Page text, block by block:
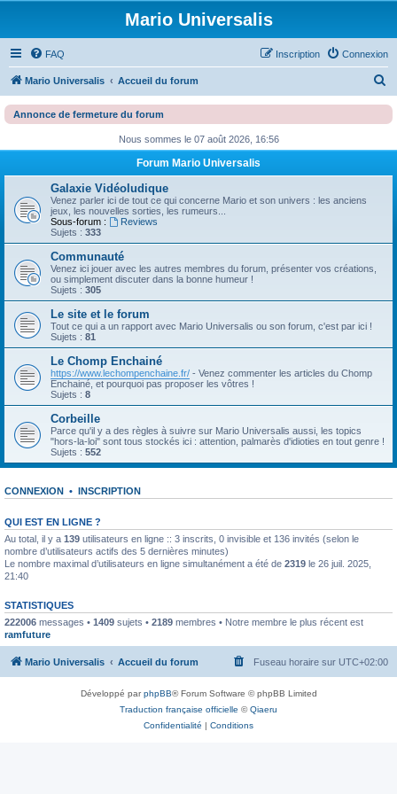
Mario Universalis
FAQ Connexion
Inscription
Mario Universalis Accueil du forum
c
Annonce de fermeture du forum
Nous sommes le 07 août 2026, 16:56
Forum Mario Universalis
Galaxie Vidéoludique
Venez parler ici de tout ce qui concerne Mario et son univers : les anciens
jeux, les nouvelles sorties, les rumeurs...
Sous-forum :
Reviews
Sujets : 333
Communauté
Venez ici jouer avec les autres membres du forum, présenter vos créations,
ou simplement discuter dans la bonne humeur !
Sujets : 305
Le site et le forum
Tout ce qui a un rapport avec Mario Universalis ou son forum, c'est par ici !
Sujets : 81
Le Chomp Enchainé
https://www.lechompenchaine.fr/ - Venez commenter les articles du Chomp
Enchainé, et pourquoi pas proposer les vôtres !
Sujets : 8
Corbeille
Parce qu'il y a des règles à suivre sur Mario Universalis aussi, les topics
"hors-la-loi" sont tous stockés ici : attention, palmarès d'idioties en tout genre !
Sujets : 552
CONNEXION • INSCRIPTION
QUI EST EN LIGNE ?
Au total, il y a 139 utilisateurs en ligne :: 3 inscrits, 0 invisible et 136 invités (selon le
nombre d’utilisateurs actifs des 5 dernières minutes)
Le nombre maximal d’utilisateurs en ligne simultanément a été de 2319 le 26 juil. 2025,
21:40
STATISTIQUES
222006 messages • 1409 sujets • 2189 membres • Notre membre le plus récent est
ramfuture
Mario Universalis Accueil du forum Fuseau horaire sur UTC+02:00
Développé parphpBB® Forum Software © phpBB Limited
Traduction française officielle ©Qiaeru
Confidentialité | Conditions